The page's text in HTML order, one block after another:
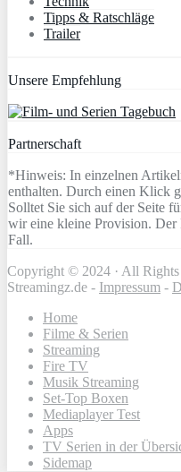
Tipps & Ratschläge
Trailer
Unsere Empfehlung
Partnerschaft
*Hinweis: In einzelnen
enthalten. Durch einen Klick
Solltet Sie sich auf der Seite
wir eine kleine Provision. Der
Fall.
Copyright © 2024 · All
Streamingz.de - Impressum -
Home
Filme & Serien
Streaming
Fire TV
Musik Streaming
Set-Top Boxen
Mediaplayer Test
Apps
TV Serien in der
Sidemap